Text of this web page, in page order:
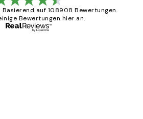
Basierend auf 108908 Bewertungen.
Bewertungen hier an.